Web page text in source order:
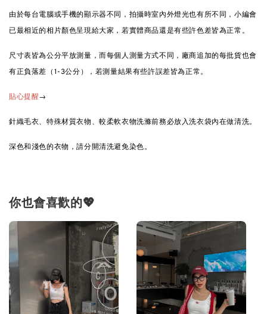
由於每台電腦或手機的顯示器不同，拍攝時室內外燈光也有所不同，小編會
已最相近的相片顏色呈現給大家，若實體商品還是有些許色差皆為正常。
尺寸表皆為公分平放測量，而每個人測量方式不同，廠商追加的每批貨也會
有正負落差（1-3公分），若測量結果有些許誤差皆為正常。
貼心提醒→
針織毛衣、特殊材質衣物、較柔軟衣物洗滌前務必放入洗衣袋內在做清洗。
深色和淺色的衣物，請分開清洗避免染色。
你也會喜歡的💖